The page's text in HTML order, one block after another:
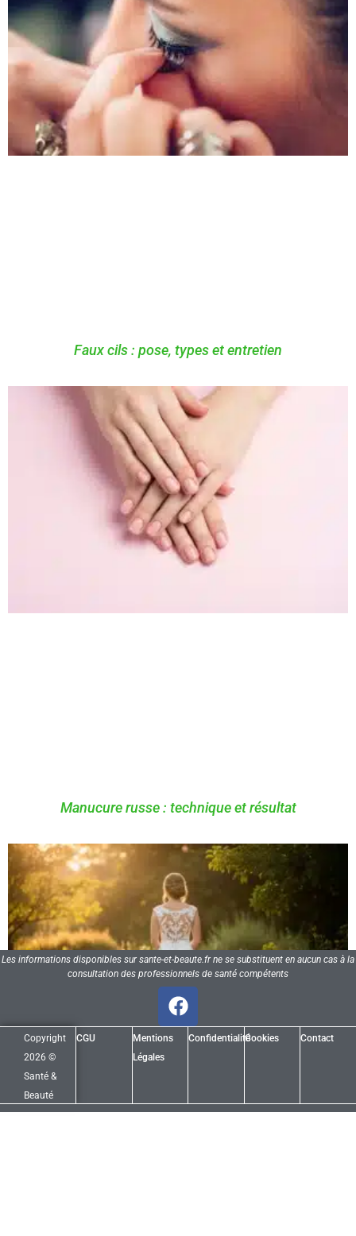
Faux cils : pose, types et entretien
Manucure russe : technique et résultat
Les informations disponibles sur sante-et-beaute.fr ne se substituent en aucun cas à la
consultation des professionnels de santé compétents
Copyright
2026 ©
Santé &
Beauté
CGU
Mentions
Légales
ConfidentialitéCookies Contact